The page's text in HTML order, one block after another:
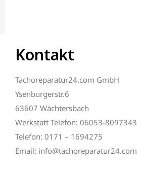
Kontakt
Tachoreparatur24.com GmbH
Ysenburgerstr.6
63607 Wächtersbach
Werkstatt Telefon: 06053-8097343
Telefon: 0171 – 1694275
Email: info@tachoreparatur24.com